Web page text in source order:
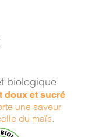
biologique
doux et sucré
une saveur
du maïs.